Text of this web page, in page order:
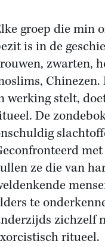
groep die min
is in de
zwarten,
werking stelt,
De
ze die van
te
zichzelf
ritueel.